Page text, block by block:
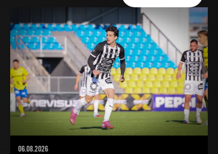
06.08.2026